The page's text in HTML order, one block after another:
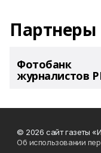
Партнеры
Фотобанк
журналистов
© 2026 сайт газеты
Об использовании